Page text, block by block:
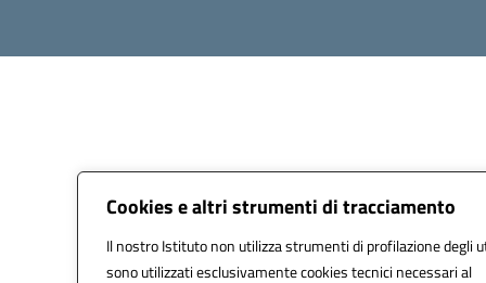
Cookies e altri strumenti di tracciamento
Il nostro Istituto non utilizza strumenti di profilazione degli
sono utilizzati esclusivamente cookies tecnici necessari al